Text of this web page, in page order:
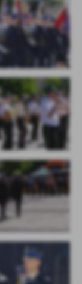
usług.
nasze